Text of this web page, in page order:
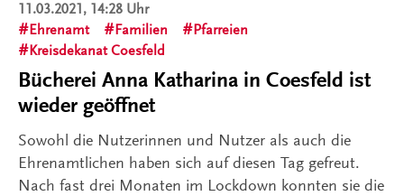
11.03.2021, 14:28 Uhr
Ehrenamt
Familien
Pfarreien
Kreisdekanat Coesfeld
Bücherei Anna Katharina in Coesfeld ist
wieder geöffnet
Sowohl die Nutzerinnen und Nutzer als auch die
Ehrenamtlichen haben sich auf diesen Tag gefreut.
Nach fast drei Monaten im Lockdown konnten sie die